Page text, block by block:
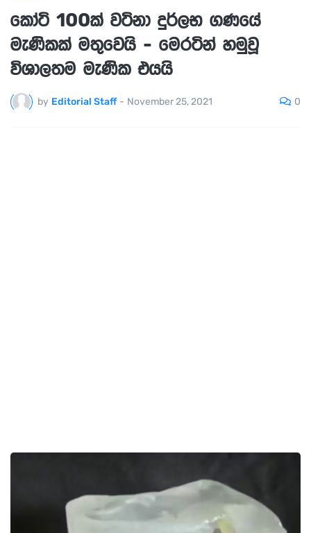
කෝටි 100ක් වටිනා දුර්ලභ ගණයේ
මැණිකක් මතුවෙයි - මෙරටින් හමුවූ
විශාලතම මැණික එයයි
by Editorial Staff - November 25, 2021 0